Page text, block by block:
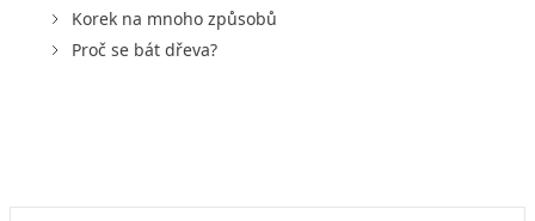
Korek na mnoho způsobů
Proč se bát dřeva?